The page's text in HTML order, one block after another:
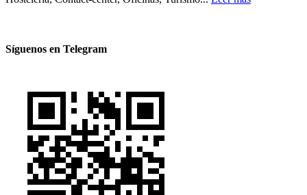
Síguenos en Telegram